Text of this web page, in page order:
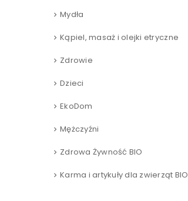
Mydła
Kąpiel, masaż i olejki etryczne
Zdrowie
Dzieci
EkoDom
Mężczyźni
Zdrowa Żywność BIO
Karma i artykuły dla zwierząt BIO